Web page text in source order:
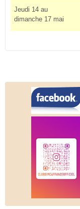
Jeudi 14 au
dimanche 17 mai